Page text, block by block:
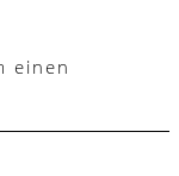
einen